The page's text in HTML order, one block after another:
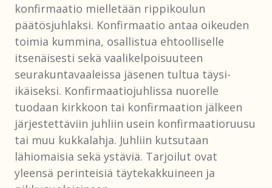
konfirmaatio mielletään rippikoulun
päätösjuhlaksi. Konfirmaatio antaa oikeuden
toimia kummina, osallistua ehtoolliselle
itsenäisesti sekä vaalikelpoisuuteen
seurakuntavaaleissa jäsenen tultua täysi-
ikäiseksi. Konfirmaatiojuhlissa nuorelle
tuodaan kirkkoon tai konfirmaation jälkeen
järjestettäviin juhliin usein konfirmaatioruusu
tai muu kukkalahja. Juhliin kutsutaan
lähiomaisia sekä ystäviä. Tarjoilut ovat
yleensä perinteisiä täytekakkuineen ja